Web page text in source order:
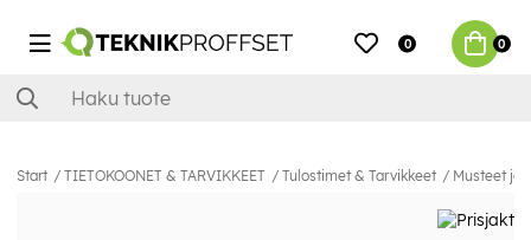
0 0
Start TIETOKOONET & TARVIKKEET Tulostimet & Tarvikkeet Musteet ja